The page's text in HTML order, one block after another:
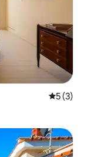
Średnia
5 (3)